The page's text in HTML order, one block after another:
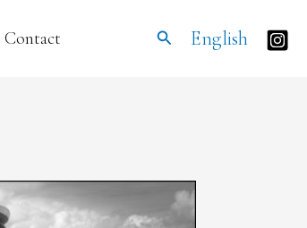
Contact Rechercher
English